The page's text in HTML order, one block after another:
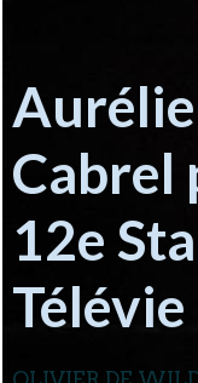
Cabrel
12e
Télévie